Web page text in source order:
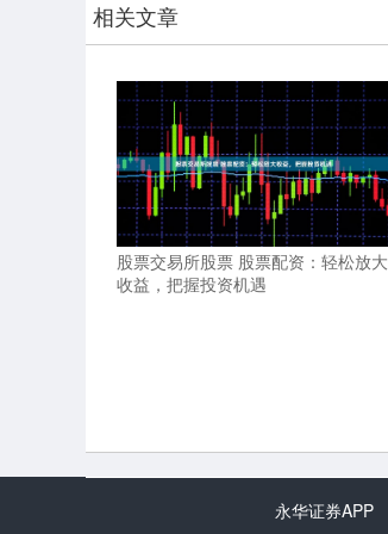
相关文章
股票交易所股票 股票配资：轻松放大
收益，把握投资机遇
永华证券APP